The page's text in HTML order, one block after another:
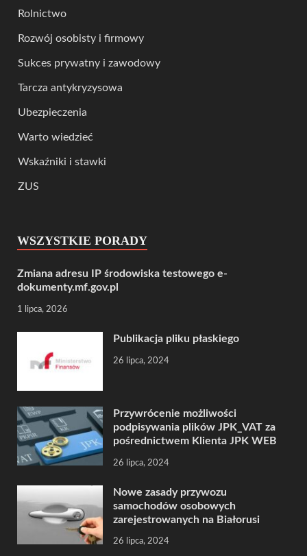
Rolnictwo
Rozwój osobisty i firmowy
Sukces prywatny i zawodowy
Tarcza antykryzysowa
Ubezpieczenia
Warto wiedzieć
Wskaźniki i stawki
ZUS
WSZYSTKIE PORADY
Zmiana adresu IP środowiska testowego e-
dokumenty.mf.gov.pl
1 lipca, 2026
Publikacja pliku płaskiego
26 lipca, 2024
Przywrócenie możliwości
podpisywania plików JPK_VAT za
pośrednictwem Klienta JPK WEB
26 lipca, 2024
Nowe zasady przywozu
samochodów osobowych
zarejestrowanych na Białorusi
26 lipca, 2024